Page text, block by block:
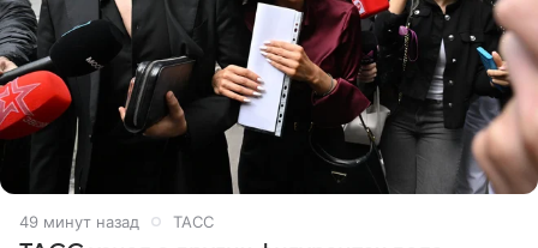
49 минут назад ТАСС